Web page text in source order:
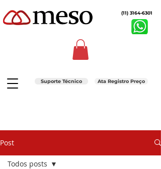
(11) 3164-6301
Suporte Técnico Ata Registro Preço
Post
Todos posts